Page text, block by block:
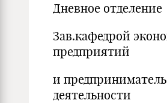
Дневное отделение
Зав.кафедрой
предприятий
и
деятельности